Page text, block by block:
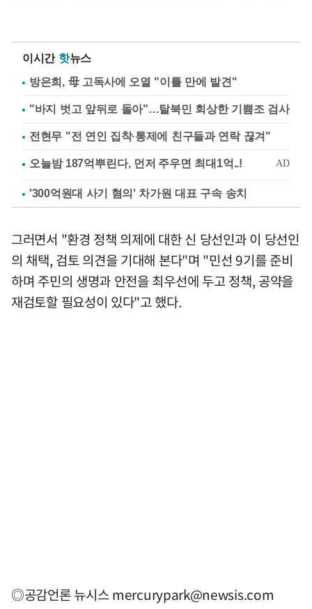
이시간 핫뉴스
방은희, 母 고독사에 오열 "이틀 만에 발견"
"바지 벗고 앞뒤로 돌아"…탈북민 회상한 기쁨조 검사
전현무 "전 연인 집착·통제에 친구들과 연락 끊겨"
'300억원대 사기 혐의' 차가원 대표 구속 송치
그러면서 "환경 정책 의제에 대한 신 당선인과 이 당선인
의 채택, 검토 의견을 기대해 본다"며 "민선 9기를 준비
하며 주민의 생명과 안전을 최우선에 두고 정책, 공약을
재검토할 필요성이 있다"고 했다.
◎공감언론 뉴시스mercurypark@newsis.com